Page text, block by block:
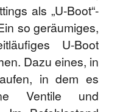
als „U-Boot“-
so geräumiges,
U-Boot
Dazu eines, in
in dem es
Ventile und